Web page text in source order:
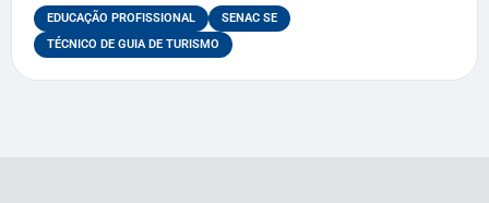
EDUCAÇÃO PROFISSIONAL
SENAC SE
TÉCNICO DE GUIA DE TURISMO